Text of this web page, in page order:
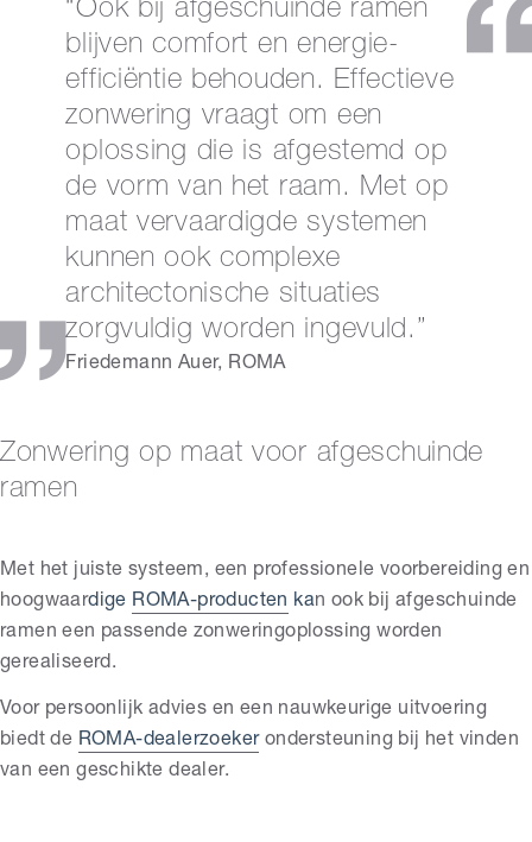
“Ook bij afgeschuinde ramen
blijven comfort en energie-
efficiëntie behouden. Effectieve
zonwering vraagt om een
oplossing die is afgestemd op
de vorm van het raam. Met op
maat vervaardigde systemen
kunnen ook complexe
architectonische situaties
zorgvuldig worden ingevuld.”
Friedemann Auer, ROMA
Zonwering op maat voor afgeschuinde
ramen
Met het juiste systeem, een professionele voorbereiding en
hoogwaardige ROMA-producten kan ook bij afgeschuinde
ramen een passende zonweringoplossing worden
gerealiseerd.
Voor persoonlijk advies en een nauwkeurige uitvoering
biedt de ROMA-dealerzoekerondersteuning bij het vinden
van een geschikte dealer.